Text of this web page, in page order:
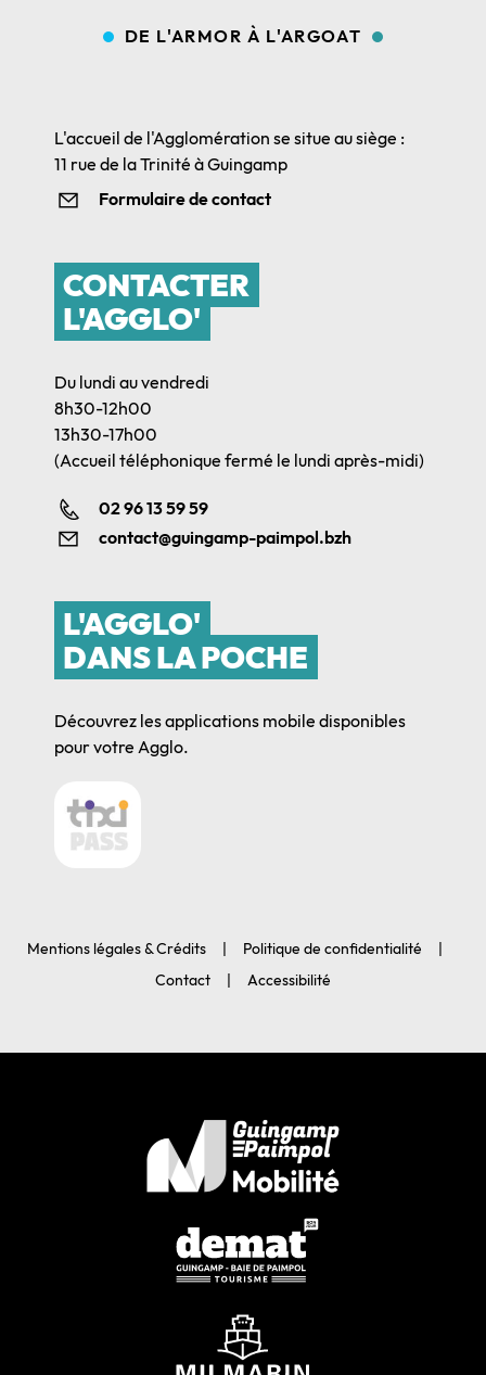
DE L'ARMOR À L'ARGOAT
L'accueil de l'Agglomération se situe au siège :
11 rue de la Trinité à Guingamp
Formulaire de contact
CONTACTER
L'AGGLO'
Du lundi au vendredi
8h30-12h00
13h30-17h00
(Accueil téléphonique fermé le lundi après-midi)
02 96 13 59 59
contact@guingamp-paimpol.bzh
L'AGGLO'
DANS LA POCHE
Découvrez les applications mobile disponibles
pour votre Agglo.
Mentions légales & Crédits
Politique de confidentialité
Contact
Accessibilité